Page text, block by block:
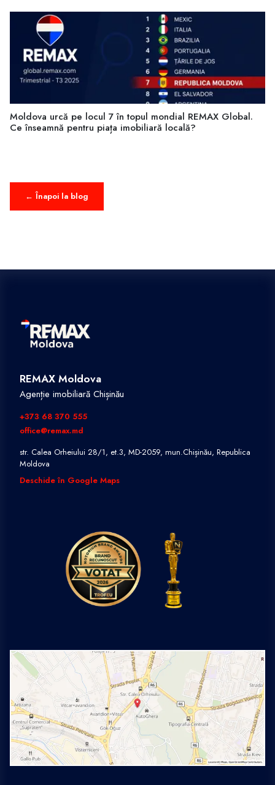
Moldova urcă pe locul 7 în topul mondial REMAX Global.
Ce înseamnă pentru piața imobiliară locală?
← Înapoi la blog
REMAX Moldova
Agenție imobiliară Chișinău
+373 68 370 555
office@remax.md
str. Calea Orheiului 28/1, et.3, MD-2059, mun.Chișinău, Republica
Moldova
Deschide în Google Maps